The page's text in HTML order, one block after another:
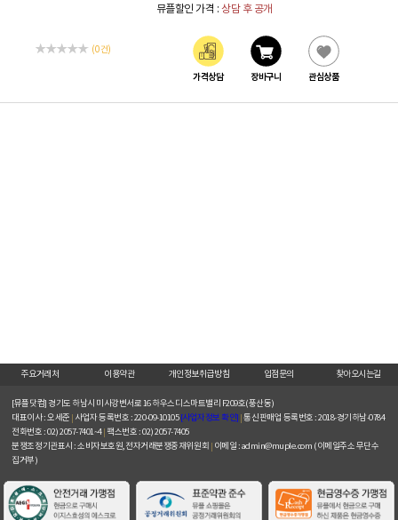
(0 건)
뮤플할인 가격 : 상담 후 공개
가격상담 장바구니 관심상품
주요거래처 이용약관 개인정보취급방침 입점문의 찾아오시는길
[뮤플닷컴] 경기도 하남시 미사강변서로 16 하우스디스마트밸리 F209호(풍산동)
대표이사 : 오세준
사업자 등록번호 : 220-09-10105 [사업자정보 확인]
통신판매업 등록번호 : 2018-경기하남-0784
전화번호 : 02) 2057-7401~4 팩스번호 : 02) 2057-7405
분쟁조정기관표시 : 소비자보호원, 전자거래분쟁중재위원회
이메일 : admin@muple.com (이메일주소 무단수
집거부)